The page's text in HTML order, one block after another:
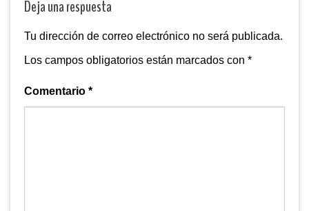
Deja una respuesta
Tu dirección de correo electrónico no será publicada.
Los campos obligatorios están marcados con *
Comentario *